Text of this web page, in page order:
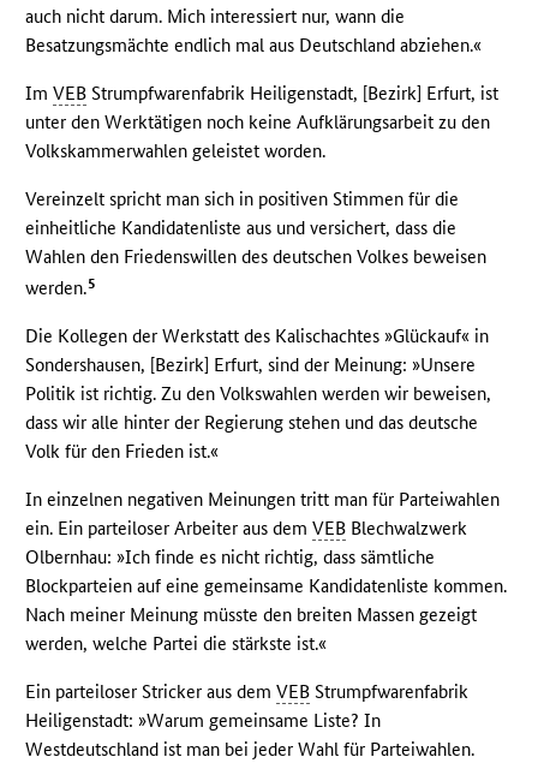
auch nicht darum. Mich interessiert nur, wann die
Besatzungsmächte endlich mal aus Deutschland abziehen.«
ImVEB Strumpfwarenfabrik Heiligenstadt, [Bezirk] Erfurt, ist
unter den Werktätigen noch keine Aufklärungsarbeit zu den
Volkskammerwahlen geleistet worden.
Vereinzelt spricht man sich in positiven Stimmen für die
einheitliche Kandidatenliste aus und versichert, dass die
Wahlen den Friedenswillen des deutschen Volkes beweisen
werden.5
Die Kollegen der Werkstatt des Kalischachtes »Glückauf« in
Sondershausen, [Bezirk] Erfurt, sind der Meinung: »Unsere
Politik ist richtig. Zu den Volkswahlen werden wir beweisen,
dass wir alle hinter der Regierung stehen und das deutsche
Volk für den Frieden ist.«
In einzelnen negativen Meinungen tritt man für Parteiwahlen
ein. Ein parteiloser Arbeiter aus demVEB Blechwalzwerk
Olbernhau: »Ich finde es nicht richtig, dass sämtliche
Blockparteien auf eine gemeinsame Kandidatenliste kommen.
Nach meiner Meinung müsste den breiten Massen gezeigt
werden, welche Partei die stärkste ist.«
Ein parteiloser Stricker aus demVEB Strumpfwarenfabrik
Heiligenstadt: »Warum gemeinsame Liste? In
Westdeutschland ist man bei jeder Wahl für Parteiwahlen.